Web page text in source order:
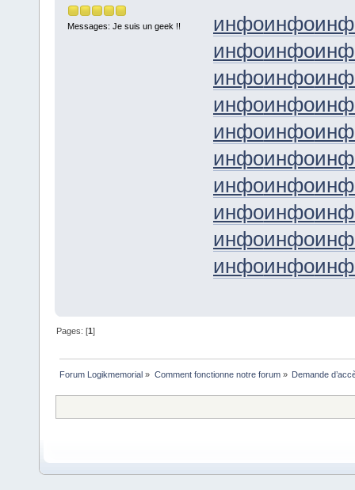
Messages: Je suis un geek !! инфоинфо
инфоинфо
инфоинфо
инфоинфо
инфоинфо
инфоинфо
инфоинфо
инфоинфо
инфоинфо
инфоинфо
Pages: [1]
Forum Logikmemorial » Comment fonctionne notre forum» Demande